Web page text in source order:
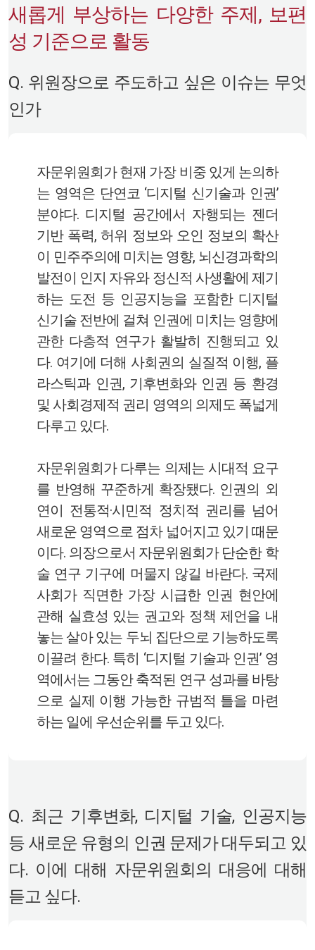
새롭게 부상하는 다양한 주제, 보편
성 기준으로 활동
Q. 위원장으로 주도하고 싶은 이슈는 무엇
인가
자문위원회가 현재 가장 비중 있게 논의하
는 영역은 단연코 ‘디지털 신기술과 인권’
분야다. 디지털 공간에서 자행되는 젠더
기반 폭력, 허위 정보와 오인 정보의 확산
이 민주주의에 미치는 영향, 뇌신경과학의
발전이 인지 자유와 정신적 사생활에 제기
하는 도전 등 인공지능을 포함한 디지털
신기술 전반에 걸쳐 인권에 미치는 영향에
관한 다층적 연구가 활발히 진행되고 있
다. 여기에 더해 사회권의 실질적 이행, 플
라스틱과 인권, 기후변화와 인권 등 환경
및 사회경제적 권리 영역의 의제도 폭넓게
다루고 있다.
자문위원회가 다루는 의제는 시대적 요구
를 반영해 꾸준하게 확장됐다. 인권의 외
연이 전통적·시민적 정치적 권리를 넘어
새로운 영역으로 점차 넓어지고 있기 때문
이다. 의장으로서 자문위원회가 단순한 학
술 연구 기구에 머물지 않길 바란다. 국제
사회가 직면한 가장 시급한 인권 현안에
관해 실효성 있는 권고와 정책 제언을 내
놓는 살아 있는 두뇌 집단으로 기능하도록
이끌려 한다. 특히 ‘디지털 기술과 인권’ 영
역에서는 그동안 축적된 연구 성과를 바탕
으로 실제 이행 가능한 규범적 틀을 마련
하는 일에 우선순위를 두고 있다.
Q. 최근 기후변화, 디지털 기술, 인공지능
등 새로운 유형의 인권 문제가 대두되고 있
다. 이에 대해 자문위원회의 대응에 대해
듣고 싶다.